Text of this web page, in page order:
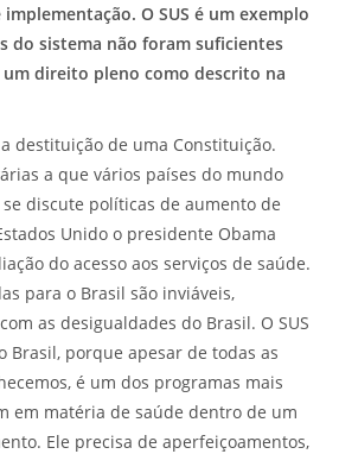
O SUS é um exemplo
do sistema não foram suficientes
direito pleno como descrito na
destituição de uma Constituição.
a que vários países do mundo
discute políticas de aumento de
Unido o presidente Obama
do acesso aos serviços de saúde.
para o Brasil são inviáveis,
as desigualdades do Brasil. O SUS
Brasil, porque apesar de todas as
é um dos programas mais
em matéria de saúde dentro de um
Ele precisa de aperfeiçoamentos,